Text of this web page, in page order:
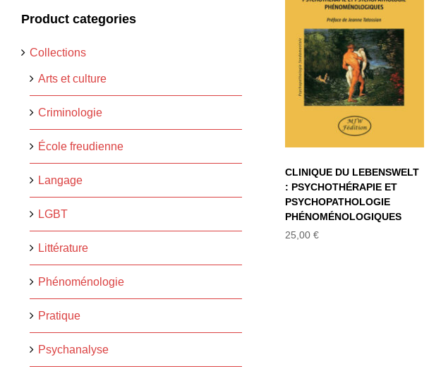
Product categories
Collections
Arts et culture
Criminologie
École freudienne
Langage
LGBT
Littérature
Phénoménologie
Pratique
Psychanalyse
CLINIQUE DU
LEBENSWELT :
PSYCHOTHÉRAPIE
ET
PSYCHOPATHOLOGIE
CLINIQUE DU LEBENSWELT
: PSYCHOTHÉRAPIE ET
PSYCHOPATHOLOGIE
PHÉNOMÉNOLOGIQUES
25,00 €